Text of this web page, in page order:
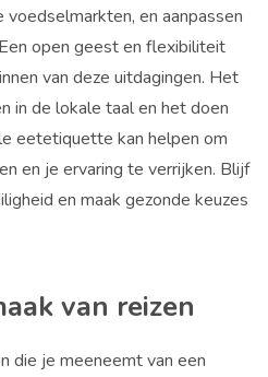
en aanpassen
open geest en flexibiliteit
van deze uitdagingen. Het
in de lokale taal en het doen
eetetiquette kan helpen om
en je ervaring te verrijken. Blijf
en maak gezonde keuzes
van reizen
die je meeneemt van een